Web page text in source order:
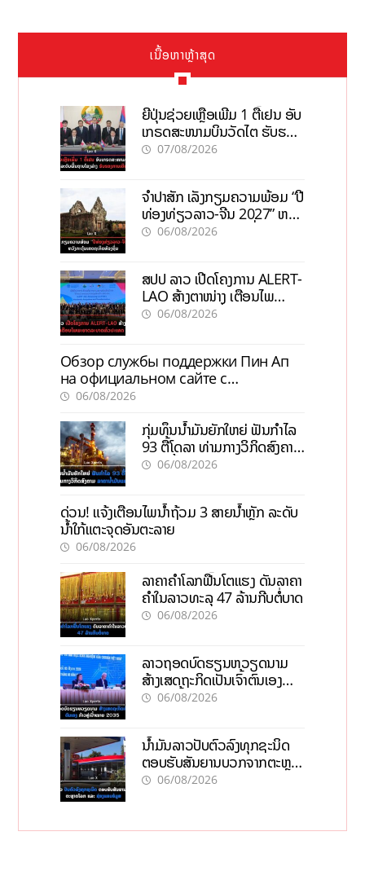
ເນື້ອຫາຫຼ້າສຸດ
ຍີ່ປຸ່ນຊ່ວຍເຫຼືອເພີ່ມ 1 ຕື້ເຢນ ອັບ
ເກຣດສະໜາມບິນວັດໄຕ ຮັບຮອງ
ການເຕີບໂຕ
07/08/2026
ຈຳປາສັກ ເລັ່ງກຽມຄວາມພ້ອມ “ປີ
ທ່ອງທ່ຽວລາວ-ຈີນ 2027” ຫວັງ
ກະຕຸ້ນເສດຖະກິດທ້ອງຖິ່ນ
06/08/2026
ສປປ ລາວ ເປີດໂຄງການ ALERT-
LAO ສ້າງຕາໜ່າງ ເຕືອນໄພ
ພະຍາດລະບາດທົ່ວປະເທດ
06/08/2026
Обзор службы поддержки Пин Ап
на официальном сайте с
актуальной информацией
06/08/2026
ກຸ່ມທຶນນ້ຳມັນຍັກໃຫຍ່ ຟັນກຳໄລ
93 ຕື້ໂດລາ ທ່າມກາງວິກິດສົງຄາມ
ລາຄານໍ້າມັນແພງ
06/08/2026
ດ່ວນ! ແຈ້ງເຕືອນໄພນໍ້າຖ້ວມ 3 ສາຍນໍ້າຫຼັກ ລະດັບ
ນໍ້າໃກ້ແຕະຈຸດອັນຕະລາຍ
06/08/2026
ລາຄາຄຳໂລກຟື້ນໂຕແຮງ ດັນລາຄາ
ຄຳໃນລາວທະລຸ 47 ລ້ານກີບຕໍ່ບາດ
06/08/2026
ລາວຖອດບົດຮຽນຫວຽດນາມ
ສ້າງເສດຖະກິດເປັນເຈົ້າຕົນເອງ
ກ້າວສູ່ເປົ້າໝາຍ 2035
06/08/2026
ນໍ້າມັນລາວປັບຕົວລົງທຸກຊະນິດ
ຕອບຮັບສັນຍານບວກຈາກຕະຫຼາດ
ໂລກ ແລະ ຊ່ອງແຄບຮໍມູສ
06/08/2026